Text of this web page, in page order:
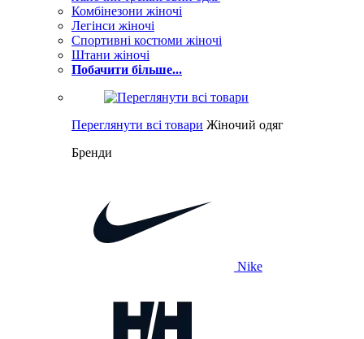
Комбінезони жіночі
Легінси жіночі
Спортивні костюми жіночі
Штани жіночі
Побачити більше...
Переглянути всі товари Жіночий одяг
Бренди
Nike